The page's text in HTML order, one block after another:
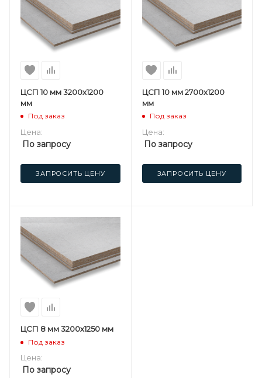
ЦСП 10 мм 3200х1200
мм
Под заказ
Цена:
По запросу
ЗАПРОСИТЬ ЦЕНУ
ЦСП 10 мм 2700х1200
мм
Под заказ
Цена:
По запросу
ЗАПРОСИТЬ ЦЕНУ
ЦСП 8 мм 3200х1250 мм
Под заказ
Цена:
По запросу